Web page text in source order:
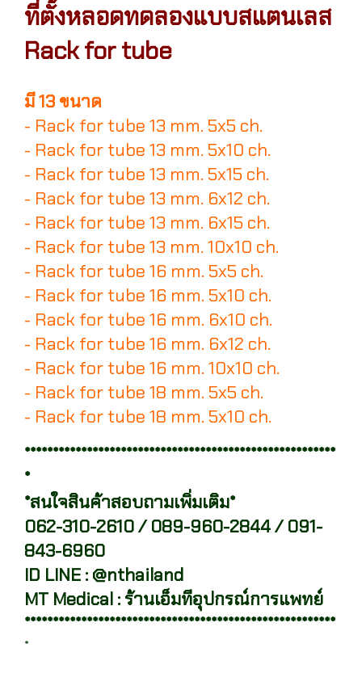
ที่ตั้งหลอดทดลองแบบสแตนเลส
Rack for tube
มี 13 ขนาด
- Rack for tube 13 mm. 5x5 ch.
- Rack for tube 13 mm. 5x10 ch.
- Rack for tube 13 mm. 5x15 ch.
- Rack for tube 13 mm. 6x12 ch.
- Rack for tube 13 mm. 6x15 ch.
- Rack for tube 13 mm. 10x10 ch.
- Rack for tube 16 mm. 5x5 ch.
- Rack for tube 16 mm. 5x10 ch.
- Rack for tube 16 mm. 6x10 ch.
- Rack for tube 16 mm. 6x12 ch.
- Rack for tube 16 mm. 10x10 ch.
- Rack for tube 18 mm. 5x5 ch.
- Rack for tube 18 mm. 5x10 ch.
*******************************************************
*
*สนใจสินค้าสอบถามเพิ่มเติม*
062-310-2610 / 089-960-2844 / 091-
843-6960
ID LINE : @nthailand
MT Medical : ร้านเอ็มทีอุปกรณ์การแพทย์
*******************************************************
*